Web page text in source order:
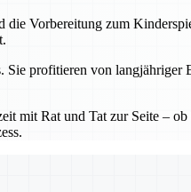
Vorbereitung zum
profitieren von
mit Rat und Tat zur Seite –